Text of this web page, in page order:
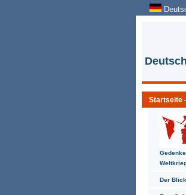
Startseite
Der